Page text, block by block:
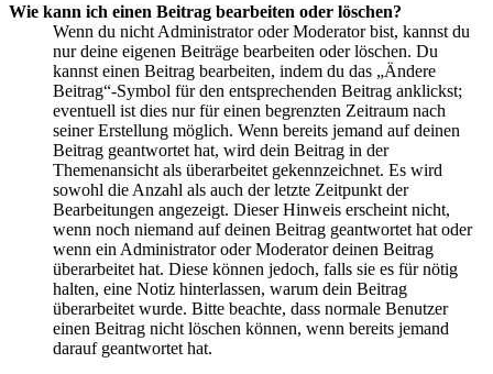
Wie kann ich einen Beitrag bearbeiten oder löschen?
Wenn du nicht Administrator oder Moderator bist, kannst du
nur deine eigenen Beiträge bearbeiten oder löschen. Du
kannst einen Beitrag bearbeiten, indem du das „Ändere
Beitrag“-Symbol für den entsprechenden Beitrag anklickst;
eventuell ist dies nur für einen begrenzten Zeitraum nach
seiner Erstellung möglich. Wenn bereits jemand auf deinen
Beitrag geantwortet hat, wird dein Beitrag in der
Themenansicht als überarbeitet gekennzeichnet. Es wird
sowohl die Anzahl als auch der letzte Zeitpunkt der
Bearbeitungen angezeigt. Dieser Hinweis erscheint nicht,
wenn noch niemand auf deinen Beitrag geantwortet hat oder
wenn ein Administrator oder Moderator deinen Beitrag
überarbeitet hat. Diese können jedoch, falls sie es für nötig
halten, eine Notiz hinterlassen, warum dein Beitrag
überarbeitet wurde. Bitte beachte, dass normale Benutzer
einen Beitrag nicht löschen können, wenn bereits jemand
darauf geantwortet hat.